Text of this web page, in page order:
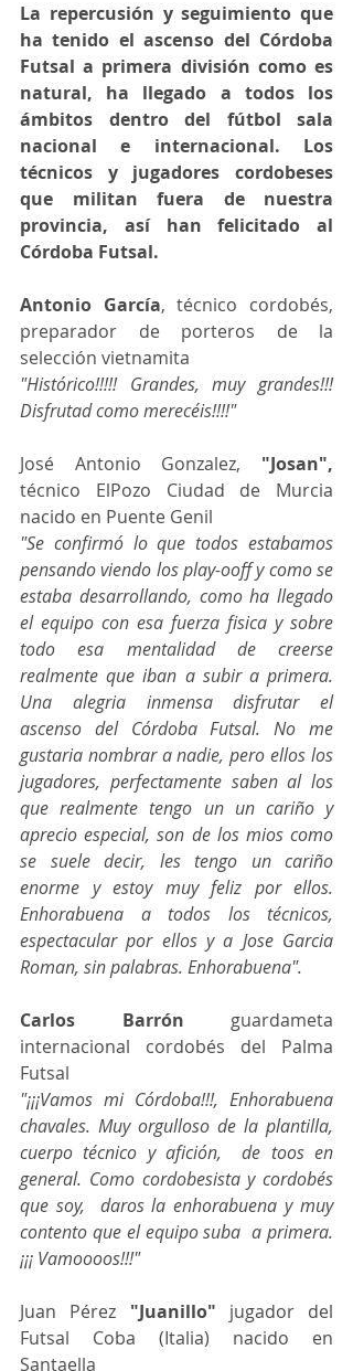
La repercusión y seguimiento que
ha tenido el ascenso del Córdoba
Futsal a primera división como es
natural, ha llegado a todos los
ámbitos dentro del fútbol sala
nacional e internacional. Los
técnicos y jugadores cordobeses
que militan fuera de nuestra
provincia, así han felicitado al
Córdoba Futsal.
Antonio García, técnico cordobés,
preparador de porteros de la
selección vietnamita
"Histórico!!!!! Grandes, muy grandes!!!
Disfrutad como merecéis!!!!"
José Antonio Gonzalez, "Josan",
técnico ElPozo Ciudad de Murcia
nacido en Puente Genil
"Se confirmó lo que todos estabamos
pensando viendo los play-ooff y como se
estaba desarrollando, como ha llegado
el equipo con esa fuerza fisica y sobre
todo esa mentalidad de creerse
realmente que iban a subir a primera.
Una alegria inmensa disfrutar el
ascenso del Córdoba Futsal. No me
gustaria nombrar a nadie, pero ellos los
jugadores, perfectamente saben al los
que realmente tengo un un cariño y
aprecio especial, son de los mios como
se suele decir, les tengo un cariño
enorme y estoy muy feliz por ellos.
Enhorabuena a todos los técnicos,
espectacular por ellos y a Jose Garcia
Roman, sin palabras. Enhorabuena".
Carlos Barrón guardameta
internacional cordobés del Palma
Futsal
"¡¡¡Vamos mi Córdoba!!!, Enhorabuena
chavales. Muy orgulloso de la plantilla,
cuerpo técnico y afición,  de toos en
general. Como cordobesista y cordobés
que soy,  daros la enhorabuena y muy
contento que el equipo suba  a primera.
¡¡¡ Vamoooos!!!"
Juan Pérez "Juanillo" jugador del
Futsal Coba (Italia) nacido en
Santaella